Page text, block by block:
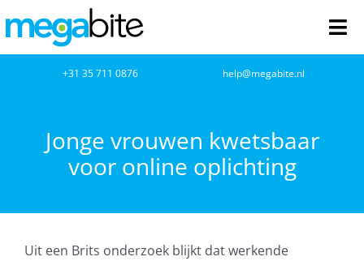
naar
inhoud
Netwerkbeheer
Cloud Computing
+31 35 711 0876 help@megabite.nl
Jonge vrouwen kwetsbaar
voor online oplichting
Uit een Brits onderzoek blijkt dat werkende